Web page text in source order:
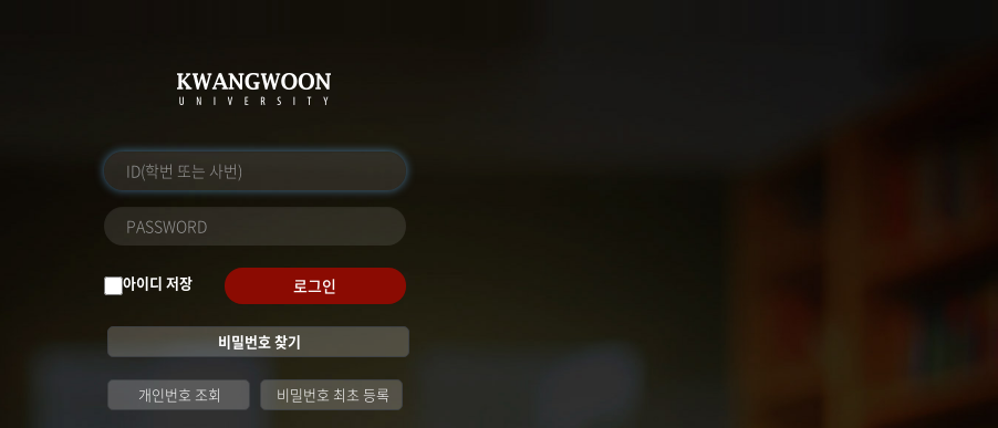
아이디 저장 로그인
비밀번호 찾기
개인번호 조회 비밀번호 최초 등록